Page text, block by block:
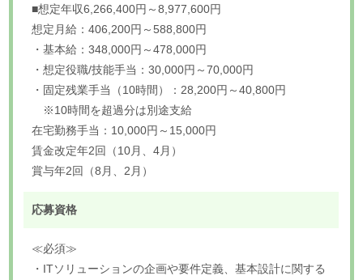
■想定年収6,266,400円～8,977,600円
想定月給：406,200円～588,800円
・基本給：348,000円～478,000円
・想定役職/技能手当：30,000円～70,000円
・固定残業手当（10時間）：28,200円～40,800円
※10時間を超過分は別途支給
在宅勤務手当：10,000円～15,000円
賃金改定年2回（10月、4月）
賞与年2回（8月、2月）
応募資格
≪必須≫
・ITソリューションの企画や要件定義、基本設計に関する